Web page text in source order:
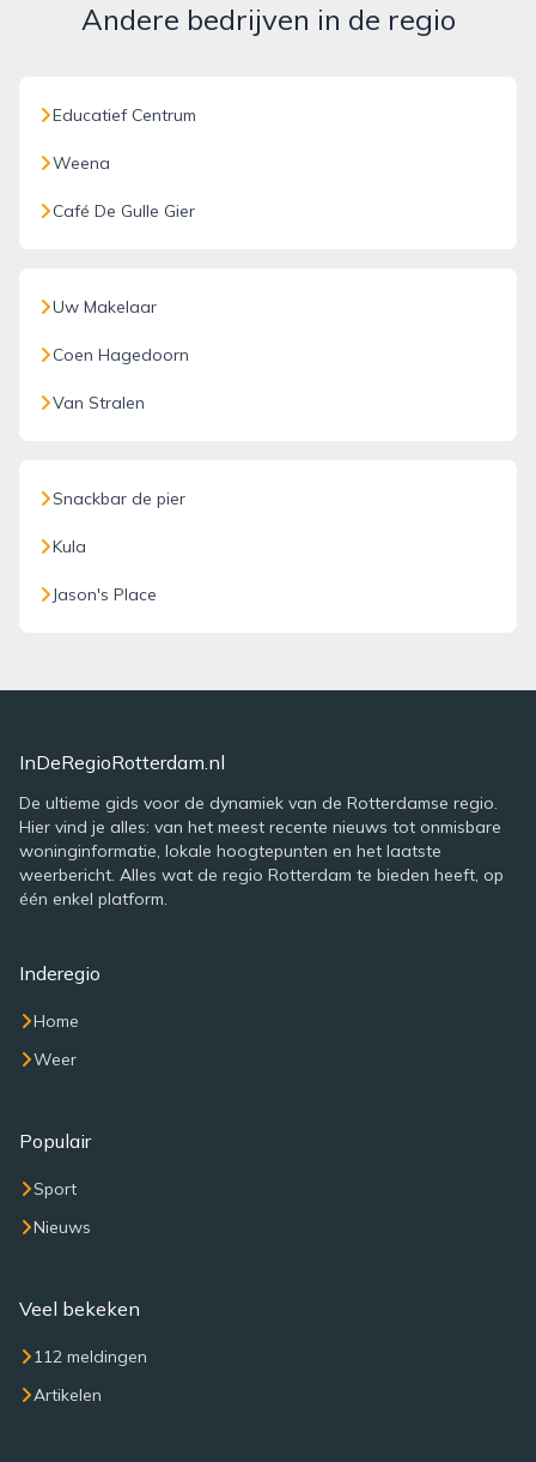
Andere bedrijven in de regio
Educatief Centrum
Weena
Café De Gulle Gier
Uw Makelaar
Coen Hagedoorn
Van Stralen
Snackbar de pier
Kula
Jason's Place
InDeRegioRotterdam.nl
De ultieme gids voor de dynamiek van de Rotterdamse regio.
Hier vind je alles: van het meest recente nieuws tot onmisbare
woninginformatie, lokale hoogtepunten en het laatste
weerbericht. Alles wat de regio Rotterdam te bieden heeft, op
één enkel platform.
Inderegio
Home
Weer
Populair
Sport
Nieuws
Veel bekeken
112 meldingen
Artikelen